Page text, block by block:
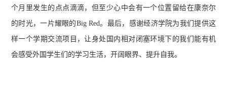
个月里发生的点点滴滴，但至少心中会有一个位置留给在康奈尔
的时光，一片耀眼的Big Red。最后，感谢经济学院为我们提供这
样一个学期交流项目，让身处国内相对闭塞环境下的我们能有机
会感受外国学生们的学习生活，开阔眼界、提升自我。